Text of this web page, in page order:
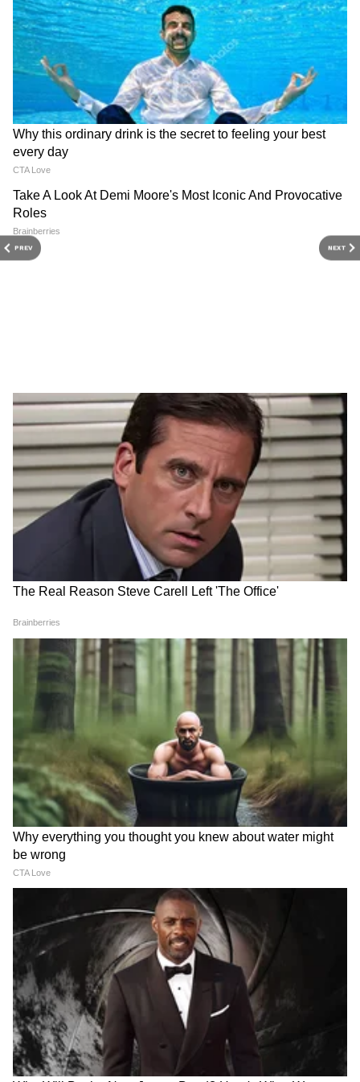
PREV NEXT
iPhone 17 मालिकेत हॉरिझॉन्टल कॅमेरा मॉड्यूल येईल
असे म्हटले जात आहे.
ऑपरेशन्स, सुपरविजन, राइटिंग और वीडियो एडिटिंग में भी इनका हाथ
मजबूत है। इन्होंने B.Com टैक्सेशन किया हुआ है।
RECOMMENDED STORIES
iPhone 17 Pro Max वर
फ्लिपकार्टच्या Freedom Sale
मध्ये भरघोस डिस्काउंट
PhonePe - Goggle Pay च्या
माध्यमातून पैसे पाठवणं महागणार?
2000 रुपयांवरील UPI
व्यवहारांबाबत मोठी बातमी
IRCTC Food: रेल्वेतील जेवणाबद्दल
तक्रार करताय? IRCTC चा मोठा
दणका, ५ कोटींचा दंड वसूल!
राखीला बहिणीला द्या युनिक गिफ्ट,
पाहून म्हणेल खरं की काय!
LATEST VIDEOS
crop loan wave | कर्जमाफीवर ए टू झेड